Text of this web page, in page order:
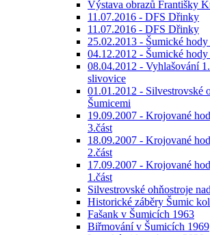
Výstava obrazů Františky
11.07.2016 - DFS Dřinky
11.07.2016 - DFS Dřinky
25.02.2013 - Šumické hody
04.12.2012 - Šumické hody
08.04.2012 - Vyhlašování
slivovice
01.01.2012 - Silvestrovské
Šumicemi
19.09.2007 - Krojované
3.část
18.09.2007 - Krojované
2.část
17.09.2007 - Krojované
1.část
Silvestrovské ohňostroje
Historické záběry Šumic
Fašank v Šumicích 1963
Biřmování v Šumicích 1969